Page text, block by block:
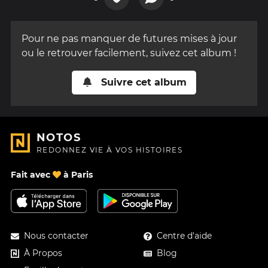
Pour ne pas manquer de futures mises à jour
ou le retrouver facilement, suivez cet album !
Suivre cet album
NOTOS
REDONNEZ VIE À VOS HISTOIRES
Fait avec à Paris
Nous contacter
À Propos
Centre d'aide
Blog